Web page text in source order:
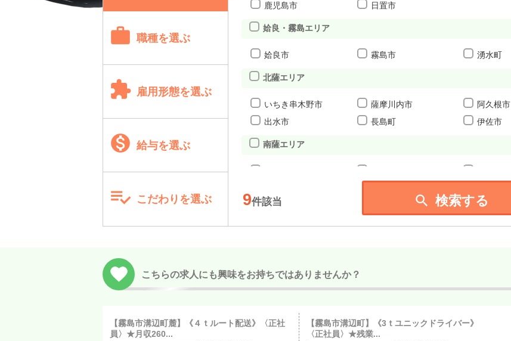
 職種を選ぶ
 雇用形態を選ぶ
 給与を選ぶ
 こだわり を選ぶ
鹿児島市 日置市
姶良・霧島エリア
姶良市 霧島市 湧水町
北薩エリア
いちき串木野市 薩摩川内市 阿久根市
出水市
長島町 伊佐市
南薩エリア
その他エリア
9件該当  検索する
こちらの求人にも興味をお持ちではありませんか？
【霧島市溝辺町麓】《４ｔルート配送》〈正社
員〉★月収260...
【霧島市溝辺町】《3ｔユニックドライバー》
〈正社員〉★残業...